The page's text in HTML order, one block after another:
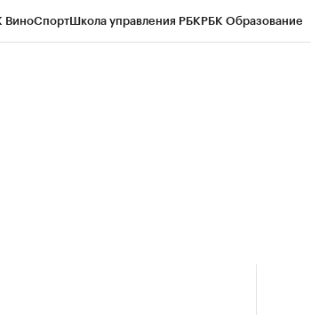
ВиноСпортШкола управления РБКРБК Образование